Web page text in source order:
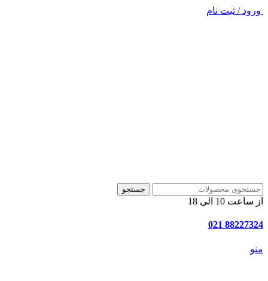
ورود / ثبت نام
جستجو
از ساعت 10 الی 18
88227324 021
منو